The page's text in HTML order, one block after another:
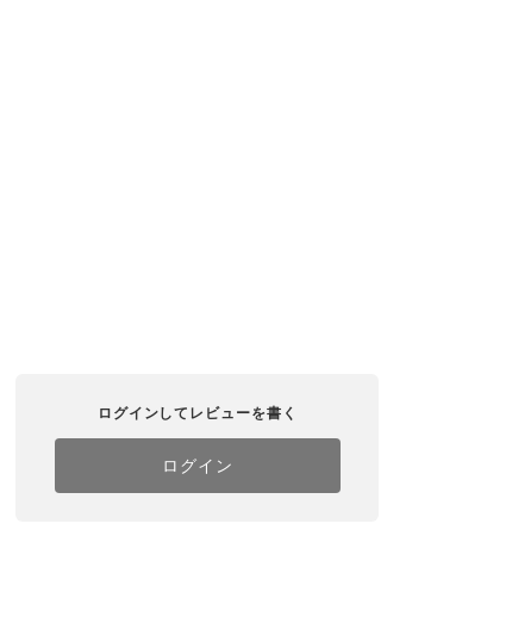
ログインしてレビューを書く
ログイン